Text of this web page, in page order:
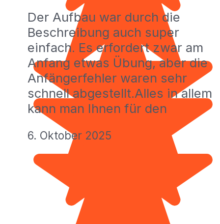
Der Aufbau war durch die
Beschreibung auch super
einfach. Es erfordert zwar am
Anfang etwas Übung, aber die
Anfängerfehler waren sehr
schnell abgestellt.Alles in allem
kann man Ihnen für den
6. Oktober 2025